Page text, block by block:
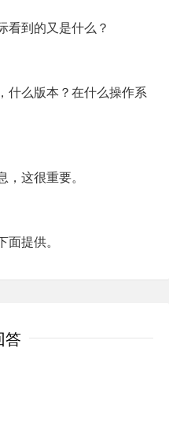
看到的又是什么？
什么版本？在什么操作系
这很重要。
提供。
答